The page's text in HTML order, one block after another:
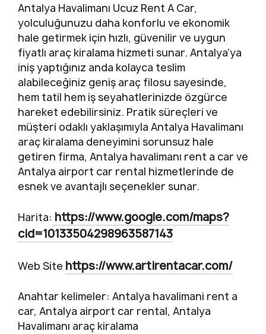
Antalya Havalimanı Ucuz Rent A Car,
yolculuğunuzu daha konforlu ve ekonomik
hale getirmek için hızlı, güvenilir ve uygun
fiyatlı araç kiralama hizmeti sunar. Antalya’ya
iniş yaptığınız anda kolayca teslim
alabileceğiniz geniş araç filosu sayesinde,
hem tatil hem iş seyahatlerinizde özgürce
hareket edebilirsiniz. Pratik süreçleri ve
müşteri odaklı yaklaşımıyla Antalya Havalimanı
araç kiralama deneyimini sorunsuz hale
getiren firma, Antalya havalimanı rent a car ve
Antalya airport car rental hizmetlerinde de
esnek ve avantajlı seçenekler sunar.
Harita: https://www.google.com/maps?
cid=10133504298963587143
Web Site https://www.artirentacar.com/
Anahtar kelimeler: Antalya havalimani rent a
car, Antalya airport car rental, Antalya
Havalimanı araç kiralama